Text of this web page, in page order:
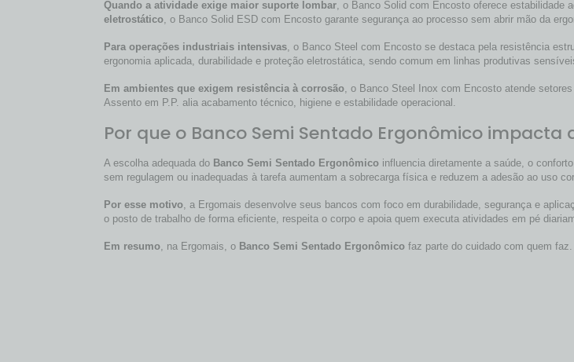
Quando a atividade exige maior suporte lombar, o Banco Solid com Encosto oferece estabilidade
eletrostático, o Banco Solid ESD com Encosto garante segurança ao processo sem abrir mão da
Para operações industriais intensivas, o Banco Steel com Encosto se destaca pela resistência
ergonomia aplicada, durabilidade e proteção eletrostática, sendo comum em linhas produtivas
Em ambientes que exigem resistência à corrosão, o Banco Steel Inox com Encosto atende
Assento em P.P. alia acabamento técnico, higiene e estabilidade operacional.
Por que o Banco Semi Sentado Ergonômico
A escolha adequada do Banco Semi Sentado Ergonômico influencia diretamente a saúde, o
sem regulagem ou inadequadas à tarefa aumentam a sobrecarga física e reduzem a adesão ao uso
Por esse motivo, a Ergomais desenvolve seus bancos com foco em durabilidade, segurança e
o posto de trabalho de forma eficiente, respeita o corpo e apoia quem executa atividades em pé
Em resumo, na Ergomais, o Banco Semi Sentado Ergonômico faz parte do cuidado com quem faz.